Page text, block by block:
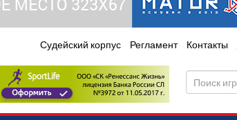
Судейский корпус Регламент Контакты